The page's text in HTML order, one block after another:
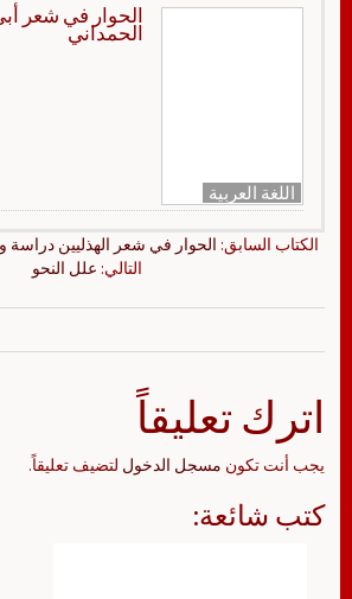
اللغة العربية
الحوار في شعر
الحمداني
الكتاب السابق: الحوار في شعر الهذليين دراسة
التالي: علل النحو
اترك تعليقاً
يجب أنت تكون مسجل الدخول لتضيف تعليقاً.
كتب شائعة: